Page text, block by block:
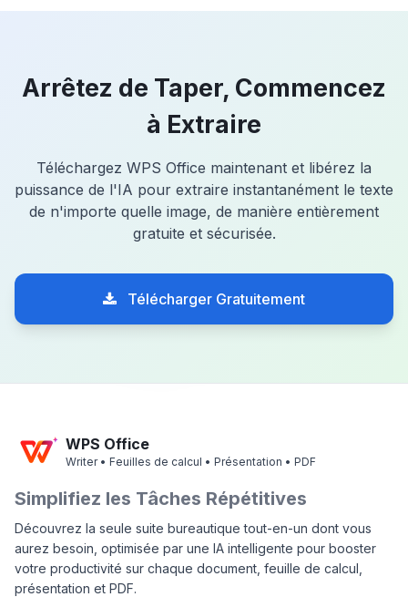
Arrêtez de Taper, Commencez
à Extraire
Téléchargez WPS Office maintenant et libérez la
puissance de l'IA pour extraire instantanément le texte
de n'importe quelle image, de manière entièrement
gratuite et sécurisée.
Télécharger Gratuitement
WPS Office
Writer • Feuilles de calcul • Présentation • PDF
Simplifiez les Tâches Répétitives
Découvrez la seule suite bureautique tout-en-un dont vous
aurez besoin, optimisée par une IA intelligente pour booster
votre productivité sur chaque document, feuille de calcul,
présentation et PDF.